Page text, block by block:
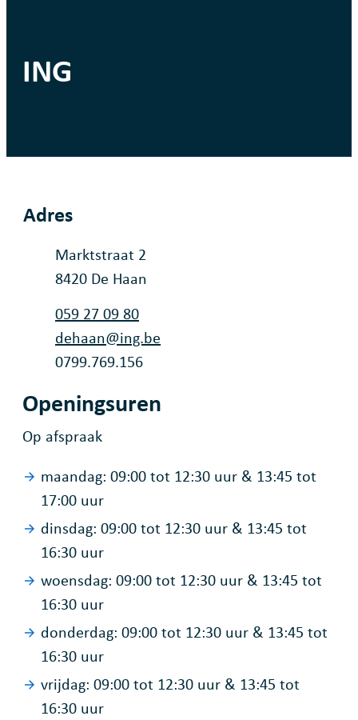
ING
Adres
AdresMarktstraat 2
,8420 De Haan
059 27 09 80
E-maildehaan@ing.be
Ondernemingsnummer
0799.769.156
Openingsuren
Op afspraak
maandag: 09:00tot 12:30 uur & 13:45 tot
17:00 uur
dinsdag: 09:00tot 12:30 uur & 13:45 tot
16:30 uur
woensdag: 09:00tot 12:30 uur & 13:45 tot
16:30 uur
donderdag: 09:00tot 12:30 uur & 13:45 tot
16:30 uur
vrijdag: 09:00tot 12:30 uur & 13:45 tot
16:30 uur